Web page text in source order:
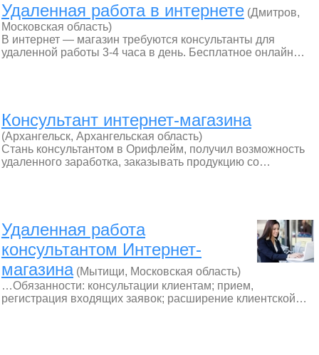
Удаленная работа в интернете (Дмитров,
Московская область)
В интернет — магазин требуются консультанты для
удаленной работы 3-4 часа в день. Бесплатное онлайн…
Консультант интернет-магазина
(Архангельск, Архангельская область)
Стань консультантом в Орифлейм, получил возможность
удаленного заработка, заказывать продукцию со…
Удаленная работа
консультантом Интернет-
магазина(Мытищи, Московская область)
…Обязанности: консультации клиентам; прием,
регистрация входящих заявок; расширение клиентской…